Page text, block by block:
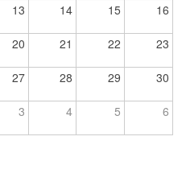
13 14 15 16
20 21 22 23
27 28 29 30
3 4 5 6